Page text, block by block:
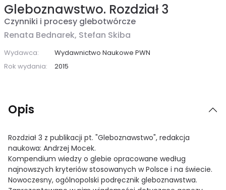
Gleboznawstwo. Rozdział 3
Czynniki i procesy glebotwórcze
Renata Bednarek, Stefan Skiba
Wydawca:
Wydawnictwo Naukowe PWN
Rok wydania:
2015
Opis
Rozdział 3 z publikacji pt. "Gleboznawstwo", redakcja
naukowa: Andrzej Mocek.
Kompendium wiedzy o glebie opracowane według
najnowszych kryteriów stosowanych w Polsce i na świecie.
Nowoczesny, ogólnopolski podręcznik gleboznawstwa.